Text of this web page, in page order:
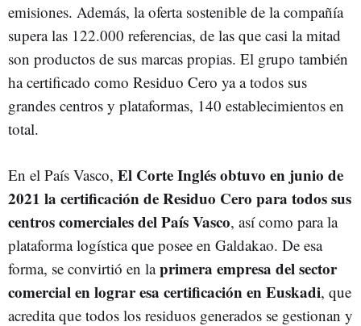
emisiones. Además, la oferta sostenible de la compañía
supera las 122.000 referencias, de las que casi la mitad
son productos de sus marcas propias. El grupo también
ha certificado como Residuo Cero ya a todos sus
grandes centros y plataformas, 140 establecimientos en
total.
En el País Vasco, El Corte Inglés obtuvo en junio de
2021 la certificación de Residuo Cero para todos sus
centros comerciales del País Vasco, así como para la
plataforma logística que posee en Galdakao. De esa
forma, se convirtió en laprimera empresa del sector
comercial en lograr esa certificación en Euskadi, que
acredita que todos los residuos generados se gestionan y